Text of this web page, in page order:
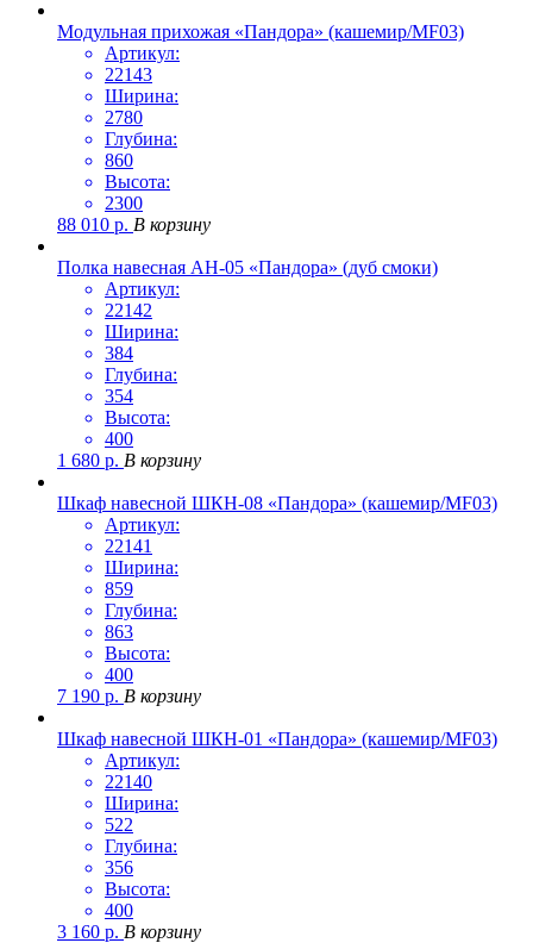
Модульная прихожая «Пандора» (кашемир/MF03)
Артикул:
22143
Ширина:
2780
Глубина:
860
Высота:
2300
88 010 р. В корзину
Полка навесная АН-05 «Пандора» (дуб смоки)
Артикул:
22142
Ширина:
384
Глубина:
354
Высота:
400
1 680 р. В корзину
Шкаф навесной ШКН-08 «Пандора» (кашемир/MF03)
Артикул:
22141
Ширина:
859
Глубина:
863
Высота:
400
7 190 р. В корзину
Шкаф навесной ШКН-01 «Пандора» (кашемир/MF03)
Артикул:
22140
Ширина:
522
Глубина:
356
Высота:
400
3 160 р. В корзину